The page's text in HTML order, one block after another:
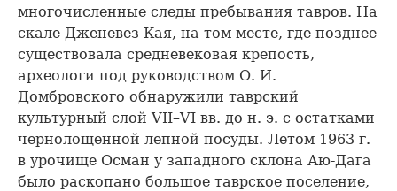
многочисленные следы пребывания тавров. На
скале Дженевез-Кая, на том месте, где позднее
существовала средневековая крепость,
археологи под руководством О. И.
Домбровского обнаружили таврский
культурный слой VII–VI вв. до н. э. с остатками
чернолощенной лепной посуды. Летом 1963 г.
в урочище Осман у западного склона Аю-Дага
было раскопано большое таврское поселение,